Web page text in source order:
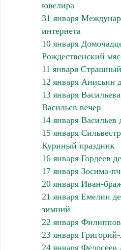
ювелира
31 января
интернета
10 января
Рождественский
11 января
12 января Анисьин
13 января
Васильев вечер
14 января Васильев
15 января
Куриный праздник
16 января Гордеев
17 января Зосима-
20 января Иван-
21 января Емелин
зимний
22 января
23 января Григорий-
24 января Федосеев